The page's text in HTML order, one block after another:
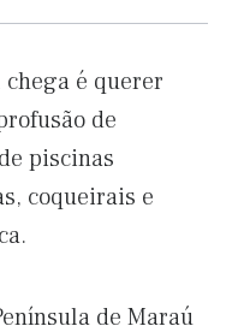
é querer
de
piscinas
coqueirais e
de Maraú